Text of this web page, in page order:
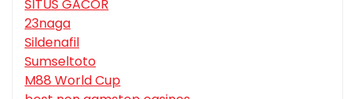
SITUS GACOR
23naga
Sildenafil
Sumseltoto
M88 World Cup